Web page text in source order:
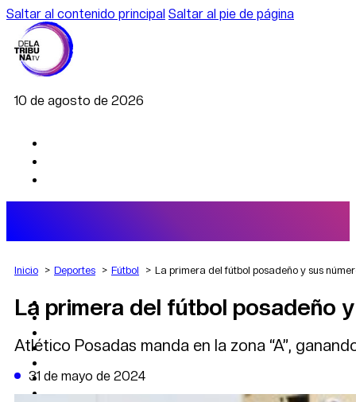
Saltar al contenido principal Saltar al pie de página
10 de agosto de 2026
AGRO
DEPORTES
POLÍTICA
DATA FIRME
DE LA TRIBUNA TV
Inicio Deportes Fútbol La primera del fútbol posadeño y sus
La primera del fútbol posadeño
Atlético Posadas manda en la zona “A”,
31 de mayo de 2024